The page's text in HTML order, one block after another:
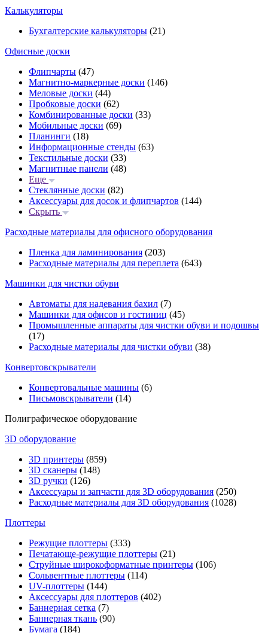
Калькуляторы
Бухгалтерские калькуляторы (21)
Офисные доски
Флипчарты (47)
Магнитно-маркерные доски (146)
Меловые доски (44)
Пробковые доски (62)
Комбинированные доски (33)
Мобильные доски (69)
Планинги (18)
Информационные стенды (63)
Текстильные доски (33)
Магнитные панели (48)
Еще
Стеклянные доски (82)
Аксессуары для досок и флипчартов (144)
Скрыть
Расходные материалы для офисного оборудования
Пленка для ламинирования (203)
Расходные материалы для переплета (643)
Машинки для чистки обуви
Автоматы для надевания бахил (7)
Машинки для офисов и гостиниц (45)
Промышленные аппараты для чистки обуви и подошвы
(17)
Расходные материалы для чистки обуви (38)
Конвертовскрыватели
Конвертовальные машины (6)
Письмовскрыватели (14)
Полиграфическое оборудование
3D оборудование
3D принтеры (859)
3D сканеры (148)
3D ручки (126)
Аксессуары и запчасти для 3D оборудования (250)
Расходные материалы для 3D оборудования (1028)
Плоттеры
Режущие плоттеры (333)
Печатающе-режущие плоттеры (21)
Струйные широкоформатные принтеры (106)
Сольвентные плоттеры (114)
UV-плоттеры (144)
Аксессуары для плоттеров (402)
Баннерная сетка (7)
Баннерная ткань (90)
Бумага (184)